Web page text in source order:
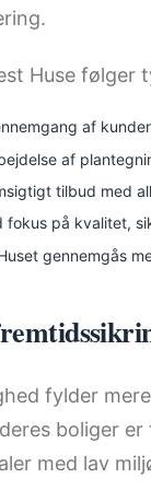
Huse følger
af
af
tilbud med
fokus på kvalitet,
gennemgås
fylder
boliger
med lav